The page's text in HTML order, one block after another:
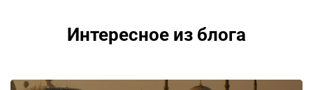
Интересное из блога